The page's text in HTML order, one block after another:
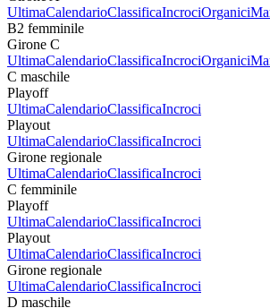
UltimaCalendarioClassificaIncrociOrganici
B2 femminile
Girone C
UltimaCalendarioClassificaIncrociOrganici
C maschile
Playoff
UltimaCalendarioClassificaIncroci
Playout
UltimaCalendarioClassificaIncroci
Girone regionale
UltimaCalendarioClassificaIncroci
C femminile
Playoff
UltimaCalendarioClassificaIncroci
Playout
UltimaCalendarioClassificaIncroci
Girone regionale
UltimaCalendarioClassificaIncroci
D maschile